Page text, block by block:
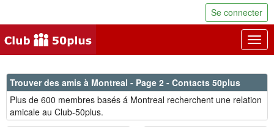
Se connecter
Trouver des amis à Montreal - Page 2 - Contacts 50plus
Plus de 600 membres basés á Montreal recherchent une relation
amicale au Club-50plus.